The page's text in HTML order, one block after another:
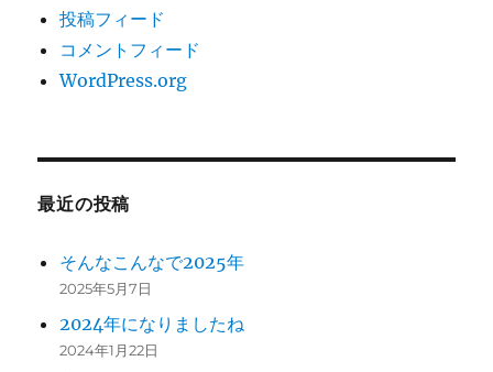
投稿フィード
コメントフィード
WordPress.org
最近の投稿
そんなこんなで2025年
2025年5月7日
2024年になりましたね
2024年1月22日